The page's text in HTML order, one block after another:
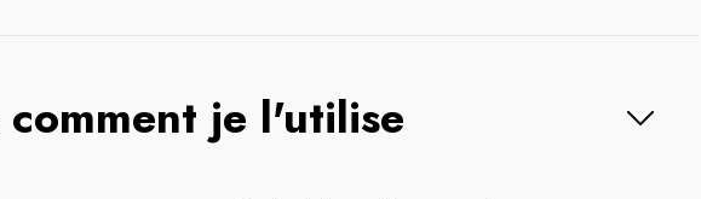
je l'utilise